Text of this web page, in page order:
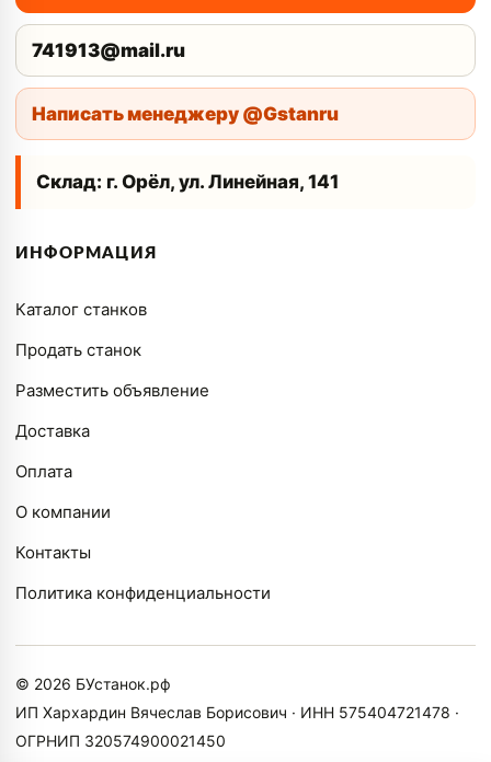
741913@mail.ru
Написать менеджеру @Gstanru
Склад: г. Орёл, ул. Линейная, 141
ИНФОРМАЦИЯ
Каталог станков
Продать станок
Разместить объявление
Доставка
Оплата
О компании
Контакты
Политика конфиденциальности
© 2026 БУстанок.рф
ИП Хархардин Вячеслав Борисович · ИНН 575404721478 ·
ОГРНИП 320574900021450